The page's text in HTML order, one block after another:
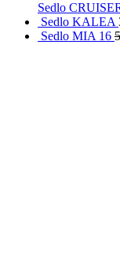
Sedlo
Sedlo KALEA
Sedlo MIA 16